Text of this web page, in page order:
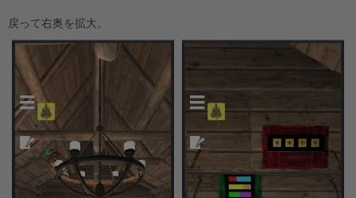
戻って右奥を拡大。